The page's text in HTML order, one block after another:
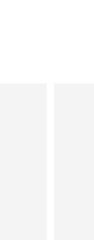
送達日期
送達日期